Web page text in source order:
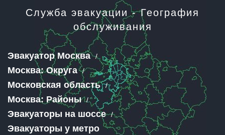
Служба эвакуации - География
обслуживания
Эвакуатор Москва
Москва: Округа
Московская область
Москва: Районы
Эвакуаторы на шоссе
Эвакуаторы у метро